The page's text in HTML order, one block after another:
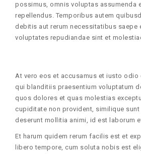
possimus, omnis voluptas assumenda
repellendus. Temporibus autem
debitis aut rerum necessitatibus saepe
voluptates repudiandae sint et
At vero eos et accusamus et iusto
qui blanditiis praesentium voluptatum
quos dolores et quas molestias
cupiditate non provident, similique
deserunt mollitia animi, id est laborum
Et harum quidem rerum facilis est et
libero tempore, cum soluta nobis est